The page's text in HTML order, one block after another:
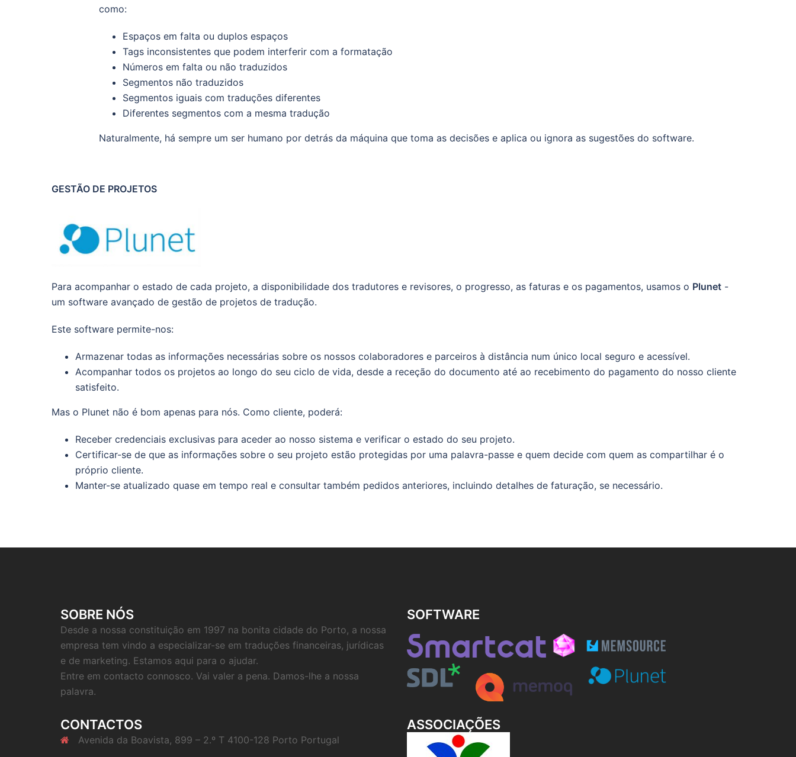
como:
Espaços em falta ou duplos espaços
Tags inconsistentes que podem interferir com a formatação
Números em falta ou não traduzidos
Segmentos não traduzidos
Segmentos iguais com traduções diferentes
Diferentes segmentos com a mesma tradução
Naturalmente, há sempre um ser humano por detrás da máquina que toma as decisões e aplica ou ignora as sugestões do software.
GESTÃO DE PROJETOS
Para acompanhar o estado de cada projeto, a disponibilidade dos tradutores e revisores, o progresso, as faturas e os pagamentos, usamos o Plunet -
um software avançado de gestão de projetos de tradução.
Este software permite-nos:
Armazenar todas as informações necessárias sobre os nossos colaboradores e parceiros à distância num único local seguro e acessível.
Acompanhar todos os projetos ao longo do seu ciclo de vida, desde a receção do documento até ao recebimento do pagamento do nosso cliente
satisfeito.
Mas o Plunet não é bom apenas para nós. Como cliente, poderá:
Receber credenciais exclusivas para aceder ao nosso sistema e verificar o estado do seu projeto.
Certificar-se de que as informações sobre o seu projeto estão protegidas por uma palavra-passe e quem decide com quem as compartilhar é o
próprio cliente.
Manter-se atualizado quase em tempo real e consultar também pedidos anteriores, incluindo detalhes de faturação, se necessário.
SOBRE NÓS
Desde a nossa constituição em 1997 na bonita cidade do Porto, a nossa
empresa tem vindo a especializar-se em traduções financeiras, jurídicas
e de marketing. Estamos aqui para o ajudar.
Entre em contacto connosco. Vai valer a pena. Damos-lhe a nossa
palavra.
CONTACTOS
Avenida da Boavista, 899 – 2.º T 4100-128 Porto Portugal
SOFTWARE
ASSOCIAÇÕES